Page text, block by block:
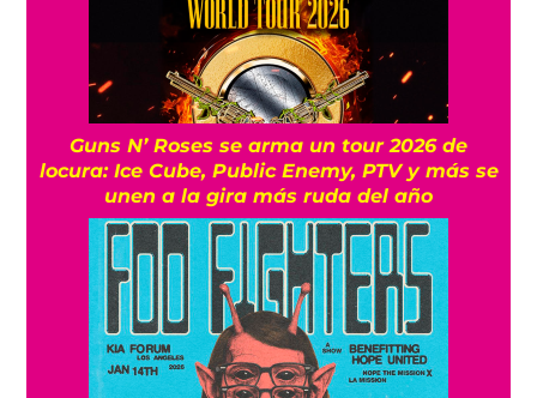
Guns N’ Roses se arma un tour 2026 de
locura: Ice Cube, Public Enemy, PTV y más se
unen a la gira más ruda del año